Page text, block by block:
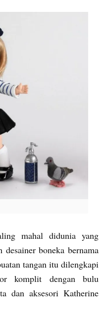
mahal didunia yang
boneka bernama
tangan itu dilengkapi
komplit dengan bulu
dan aksesori Katherine